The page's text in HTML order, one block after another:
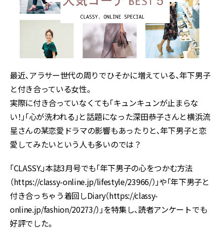
最近、アラサー世代の周りでひそかに増えている、年下男子
と付き合っている女性。
実際に付き合っていなくても「キュンキュンが止まらな
い！」「心が洗われる」と話題になった深田恭子さんと横浜流
星さんの某恋愛ドラマの影響もあったりと、年下男子と恋
愛してみたいという人も多いのでは？
「CLASSY.」本誌3月号でも「年下男子の心をつかむ方法
（https://classy-online.jp/lifestyle/23966/）」や「年下男子と
付き合っちゃう着回しDiary（https://classy-
online.jp/fashion/20273/）」を特集し、読者アンケートでも
好評でした。